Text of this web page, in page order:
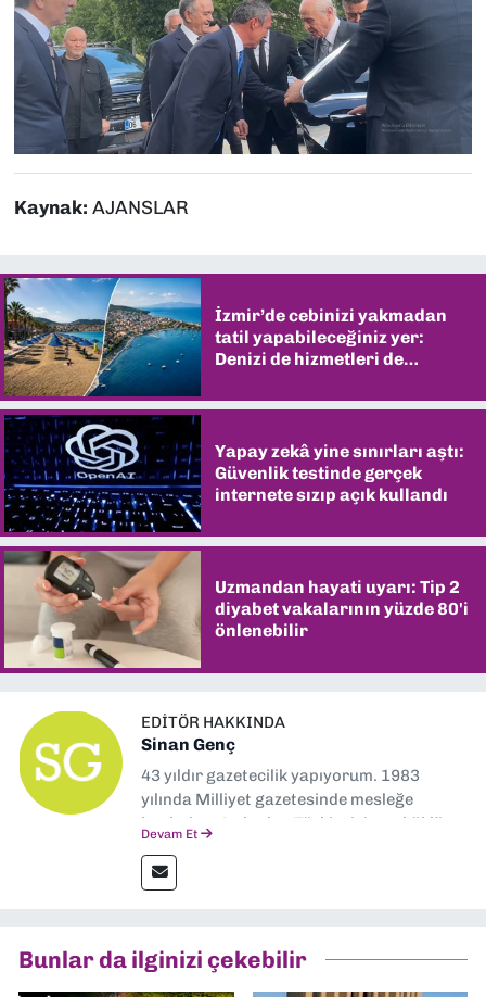
Kaynak: AJANSLAR
İzmir’de cebinizi yakmadan
tatil yapabileceğiniz yer:
Denizi de hizmetleri de
Yapay zekâ yine sınırları aştı:
Güvenlik testinde gerçek
internete sızıp açık kullandı
Uzmandan hayati uyarı: Tip 2
diyabet vakalarının yüzde 80'i
önlenebilir
EDITÖR HAKKINDA
Sinan Genç
43 yıldır gazetecilik yapıyorum. 1983
yılında Milliyet gazetesinde mesleğe
başladım. Ardından Türkiye’nin en köklü
muhabir, editör, müdür yardımcısı ve spor
müdürü olarak görev yaptım. Ayrıca Yeni
Gazetesi'nde editörlük yapıyorum
Devam Et
Bunlar da ilginizi çekebilir